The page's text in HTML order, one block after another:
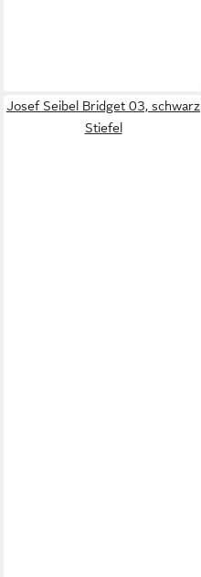
Josef Seibel Bridget 03, schwarz
Stiefel